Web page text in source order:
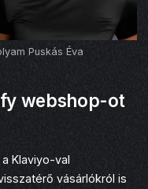
Puskás Éva
webshop-ot
Klaviyo-val
vásárlókról is